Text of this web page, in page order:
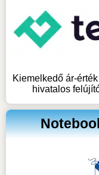
Kiemelkedő ár-
hivatalos